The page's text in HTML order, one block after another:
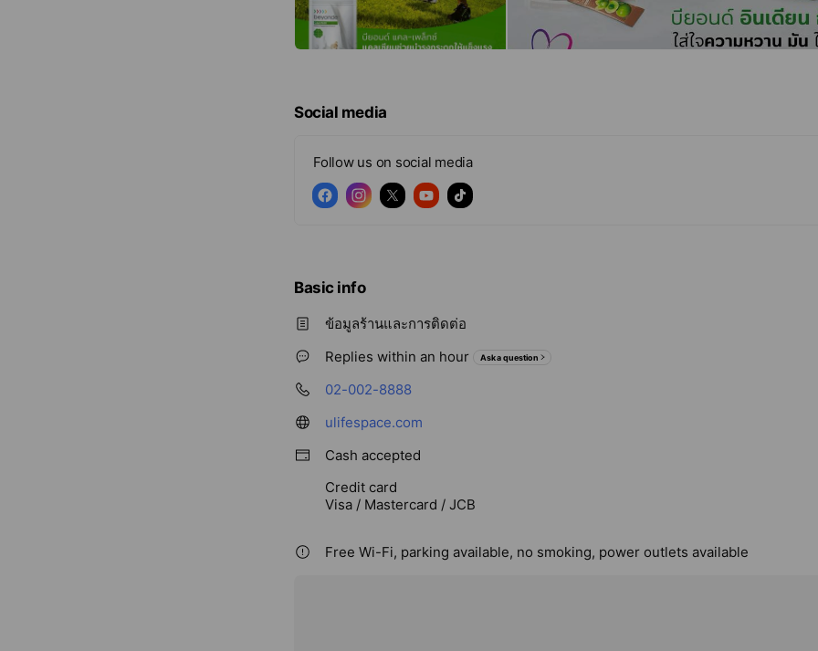
Social media
Follow us on social media
Basic info
ข้อมูลร้านและการติดต่อ
Replies within an hour
Ask a question
02-002-8888
ulifespace.com
Cash accepted
Credit card
Visa / Mastercard / JCB
Free Wi-Fi, parking available, no smoking, power outlets available